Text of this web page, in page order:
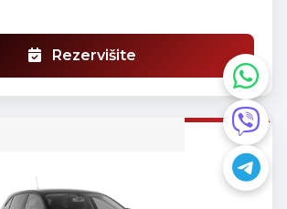
Rezervišite